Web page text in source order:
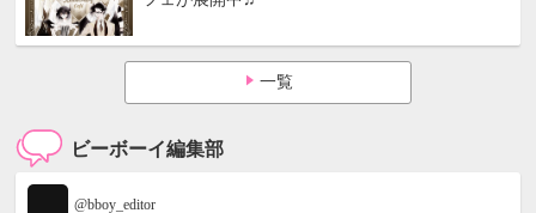
一覧
ビーボーイ編集部
@bboy_editor